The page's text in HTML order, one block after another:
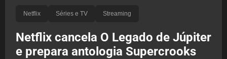
Netflix Séries e TV Streaming
Netflix cancela O Legado de Júpiter
e prepara antologia Supercrooks